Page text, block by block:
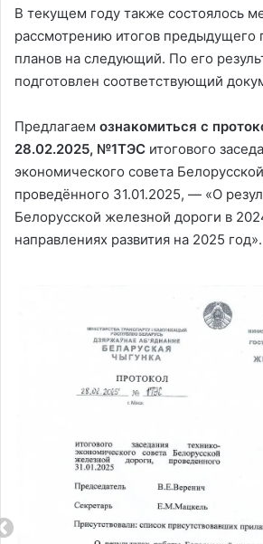
В текущем году также состоялось
рассмотрению итогов предыдущего
планов на следующий. По его
подготовлен соответствующий
Предлагаем ознакомиться с
28.02.2025, №1ТЭС итогового
экономического совета
проведённого 31.01.2025, — «О
Белорусской железной дороги в
направлениях развития на 2025 год».